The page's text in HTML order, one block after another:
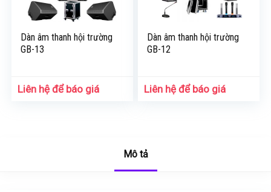
Dàn âm thanh hội trường
GB-13
Liên hệ để báo giá
Dàn âm thanh hội trường
GB-12
Liên hệ để báo giá
Mô tả